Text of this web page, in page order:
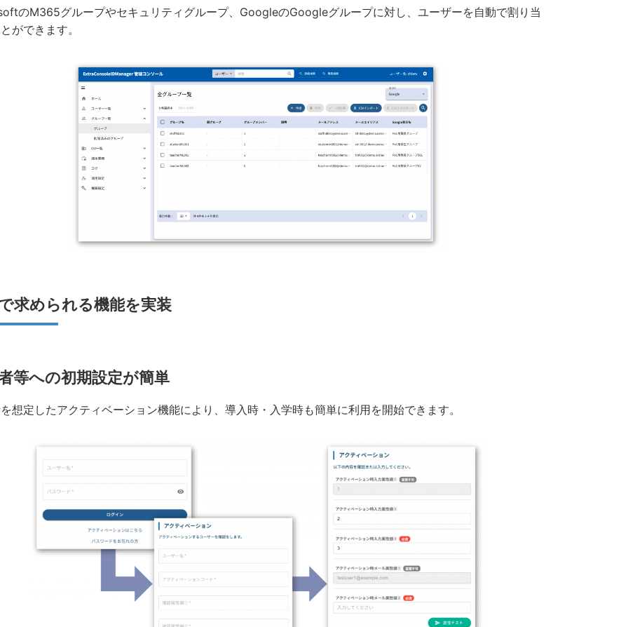
のM365グループやセキュリティグループ、GoogleのGoogleグループに対し、ユーザーを自動で割り当
ができます。
求められる機能を実装
等への初期設定が簡単
想定したアクティベーション機能により、導入時・入学時も簡単に利用を開始できます。